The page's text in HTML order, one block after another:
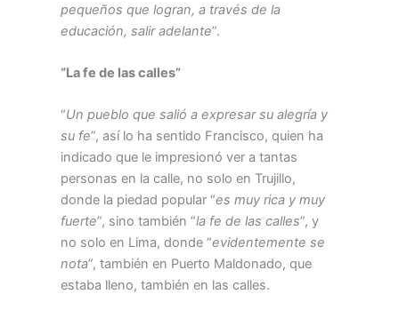
pequeños que logran, a través de la
educación, salir adelante”.
“La fe de las calles”
“Un pueblo que salió a expresar su alegría y
su fe”, así lo ha sentido Francisco, quien ha
indicado que le impresionó ver a tantas
personas en la calle, no solo en Trujillo,
donde la piedad popular “es muy rica y muy
fuerte”, sino también “la fe de las calles”, y
no solo en Lima, donde “evidentemente se
nota”, también en Puerto Maldonado, que
estaba lleno, también en las calles.